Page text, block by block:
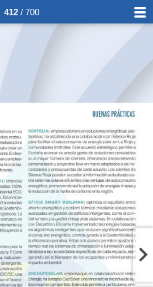
412 / 700